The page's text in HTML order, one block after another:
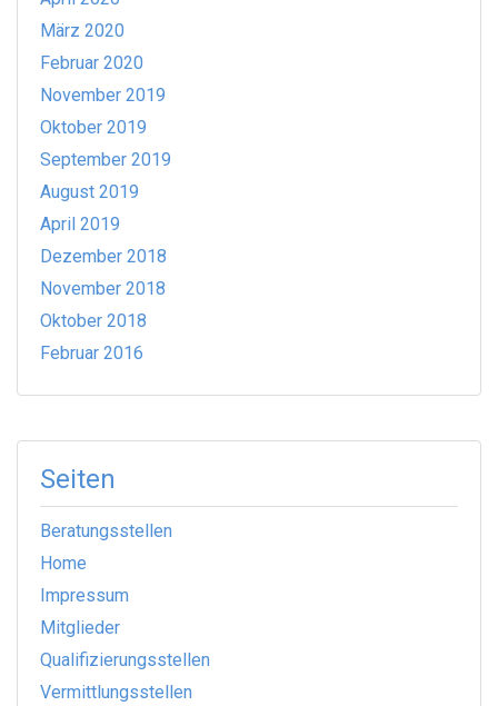
März 2020
Februar 2020
November 2019
Oktober 2019
September 2019
August 2019
April 2019
Dezember 2018
November 2018
Oktober 2018
Februar 2016
Seiten
Beratungsstellen
Home
Impressum
Mitglieder
Qualifizierungsstellen
Vermittlungsstellen